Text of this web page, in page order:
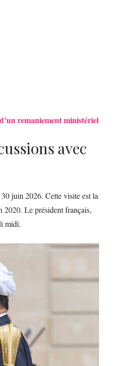
remaniement ministériel
avec
juin 2026. Cette visite est la
2020. Le président français,
midi.